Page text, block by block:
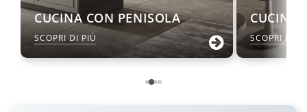
CUCINA CON PENISOLA
SCOPRI DI PIÙ
CUCINA
SCOPRI DI